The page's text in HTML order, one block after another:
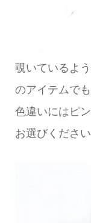
覗いているよ
のアイテムでも
色違いにはピ
お選びください